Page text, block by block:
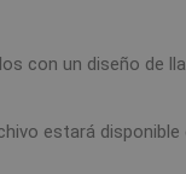
con un diseño de
estará